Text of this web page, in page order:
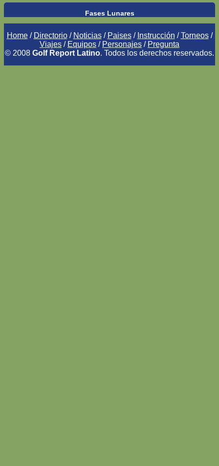
Fases Lunares
Home/ Directorio/ Noticias/ Paises/ Instrucción /Torneos/
Viajes / Equipos / Personajes / Pregunta
© 2008 Golf Report Latino. Todos los derechos reservados.